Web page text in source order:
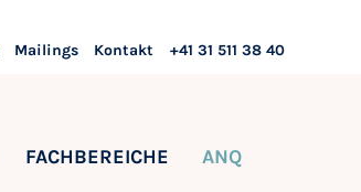
Mailings Kontakt +41 31 511 38 40
FACHBEREICHE ANQ